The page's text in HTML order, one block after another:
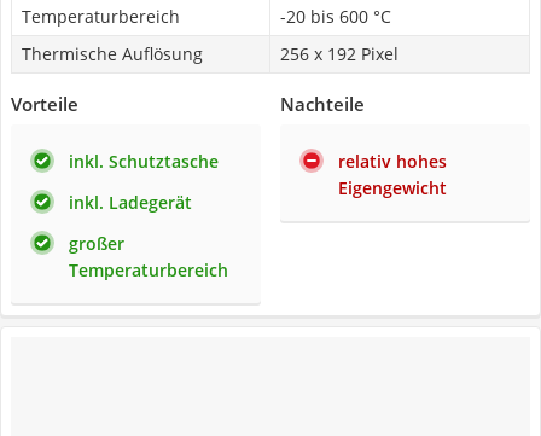
Temperaturbereich
-20 bis 600 °C
Thermische Auflösung
256 x 192 Pixel
Vorteile
inkl. Schutztasche
inkl. Ladegerät
großer
Temperaturbereich
Nachteile
relativ hohes
Eigengewicht